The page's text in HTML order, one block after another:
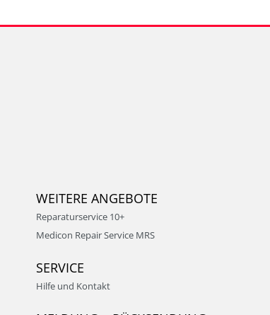
WEITERE ANGEBOTE
Reparaturservice 10+
Medicon Repair Service MRS
SERVICE
Hilfe und Kontakt